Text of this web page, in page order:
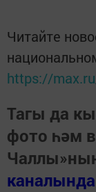
Читайте
https://
Тагы да
фото һәм
каналында